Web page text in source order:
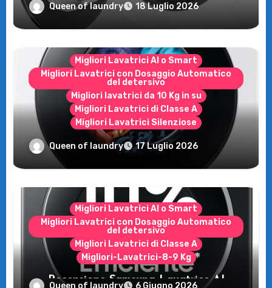
Queen of laundry 18 Luglio 2026
Migliori Lavatrici AI o Smart
Migliori Lavatrici con Dosaggio Automatico
del detersivo
Migliori lavatrici da 10 Kg in su
Migliori Lavatrici di Classe A
Migliori Lavatrici Silenziose
Recensione Samsung Bespoke AI
WW11DB7B94GE/U3: la lavatrice
intelligente che fa risparmiare
Queen of laundry 17 Luglio 2026
Migliori Lavatrici AI o Smart
Migliori Lavatrici con Dosaggio Automatico
del detersivo
Migliori Lavatrici di Classe A
Migliori-Lavatrici-8-9 Kg
Recensione Samsung Lavatrice AI
Queen of laundry